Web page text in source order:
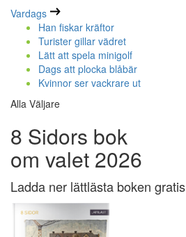
Vardags
Han fiskar kräftor
Turister gillar vädret
Lätt att spela minigolf
Dags att plocka blåbär
Kvinnor ser vackrare ut
Alla Väljare
8 Sidors bok
om valet 2026
Ladda ner lättlästa boken gratis